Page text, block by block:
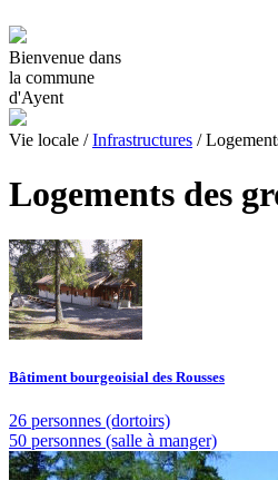
Bienvenue dans
la commune
d'Ayent
Vie locale /Infrastructures /
Logements des
Bâtiment bourgeoisial des Rousses
26 personnes (dortoirs)
50 personnes (salle à manger)